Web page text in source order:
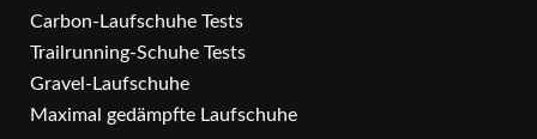
Carbon-Laufschuhe Tests
Trailrunning-Schuhe Tests
Gravel-Laufschuhe
Maximal gedämpfte Laufschuhe